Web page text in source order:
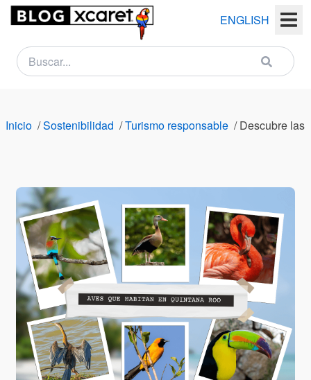
ENGLISH
Inicio /Sostenibilidad /Turismo responsable /Descubre las
NEWSLETTER
Nombre
(s)
Email
País
Acepto
recibir
correos